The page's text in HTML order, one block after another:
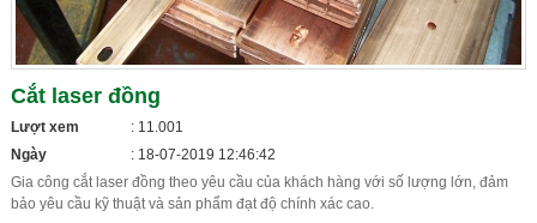
Cắt laser đồng
Lượt xem
: 11.001
Ngày
: 18-07-2019 12:46:42
Gia công cắt laser đồng theo yêu cầu của khách hàng với số lượng lớn, đảm
bảo yêu cầu kỹ thuật và sản phẩm đạt độ chính xác cao.